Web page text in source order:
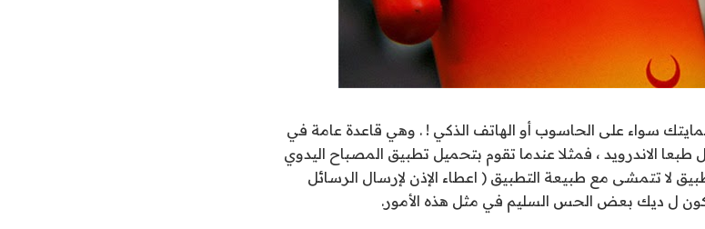
سواء على الحاسوب أو الهاتف الذكي ! . وهي قاعدة عامة في
الاندرويد ، فمثلا عندما تقوم بتحميل تطبيق المصباح اليدوي
لا تتمشى مع طبيعة التطبيق ( اعطاء الإذن لإرسال الرسائل
ل ديك بعض الحس السليم في مثل هذه الأمور.